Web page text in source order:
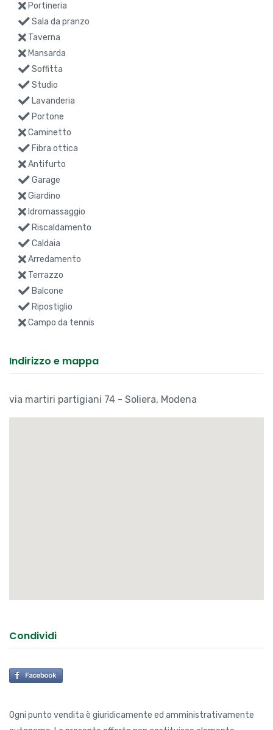
Portineria
Sala da pranzo
Taverna
Mansarda
Soffitta
Studio
Lavanderia
Portone
Caminetto
Fibra ottica
Antifurto
Garage
Giardino
Idromassaggio
Riscaldamento
Caldaia
Arredamento
Terrazzo
Balcone
Ripostiglio
Campo da tennis
Indirizzo e mappa
via martiri partigiani 74 - Soliera, Modena
Condividi
Ogni punto vendita è giuridicamente ed amministrativamente